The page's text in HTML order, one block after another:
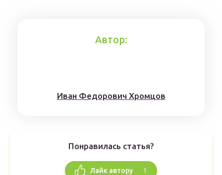
Автор:
Иван Федорович Хромцов
Понравилась статья?
Лайк автору 1